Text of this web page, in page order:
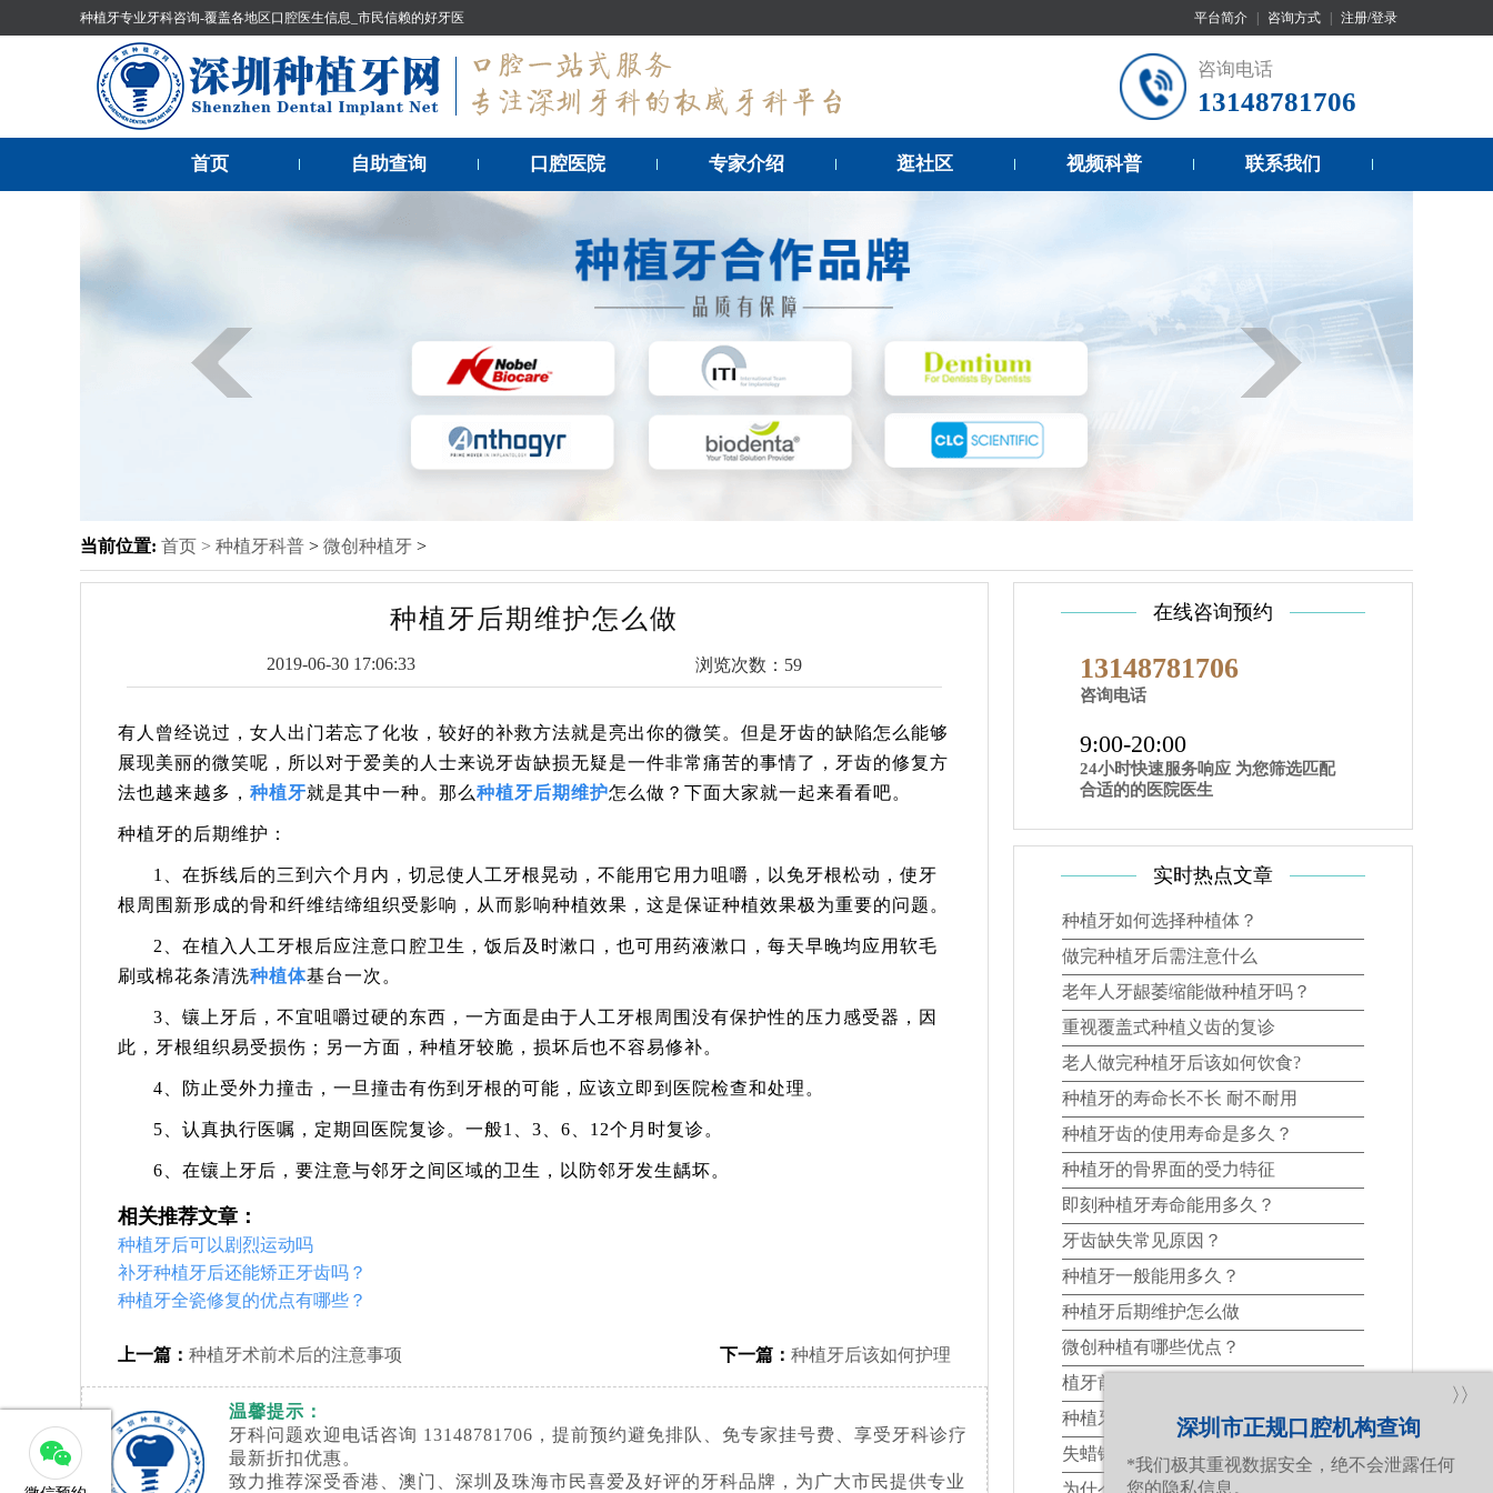
种植牙专业牙科咨询-覆盖各地区口腔医生信息_市民信赖的好牙医 平台简介 咨询方式 注册/登录
咨询电话
13148781706
首页 自助查询 口腔医院 专家介绍 逛社区 视频科普 联系我们
当前位置: 首页 > 种植牙科普 > 微创种植牙 >
种植牙后期维护怎么做
2019-06-30 17:06:33 浏览次数：59
有人曾经说过，女人出门若忘了化妆，较好的补救方法就是亮出你的微笑。但是牙齿的缺陷怎么能够
展现美丽的微笑呢，所以对于爱美的人士来说牙齿缺损无疑是一件非常痛苦的事情了，牙齿的修复方
法也越来越多， 种植牙就是其中一种。那么种植牙后期维护怎么做？下面大家就一起来看看吧。
种植牙的后期维护：
1、在拆线后的三到六个月内，切忌使人工牙根晃动，不能用它用力咀嚼，以免牙根松动，使牙
根周围新形成的骨和纤维结缔组织受影响，从而影响种植效果，这是保证种植效果极为重要的问题。
2、在植入人工牙根后应注意口腔卫生，饭后及时漱口，也可用药液漱口，每天早晚均应用软毛
刷或棉花条清洗种植体基台一次。
3、镶上牙后，不宜咀嚼过硬的东西，一方面是由于人工牙根周围没有保护性的压力感受器，因
此，牙根组织易受损伤；另一方面，种植牙较脆，损坏后也不容易修补。
4、防止受外力撞击，一旦撞击有伤到牙根的可能，应该立即到医院检查和处理。
5、认真执行医嘱，定期回医院复诊。一般1、3、6、12个月时复诊。
6、在镶上牙后，要注意与邻牙之间区域的卫生，以防邻牙发生龋坏。
相关推荐文章：
种植牙后可以剧烈运动吗
补牙种植牙后还能矫正牙齿吗？
种植牙全瓷修复的优点有哪些？
上一篇： 种植牙术前术后的注意事项 下一篇：种植牙后该如何护理
温馨提示：
牙科问题欢迎电话咨询 13148781706，提前预约避免排队、免专家挂号费、享受牙科诊疗
最新折扣优惠。
致力推荐深受香港、澳门、深圳及珠海市民喜爱及好评的牙科品牌，为广大市民提供专业
在线咨询预约
13148781706
咨询电话
9:00-20:00
24小时快速服务响应 为您筛选匹配
合适的的医院医生
实时热点文章
种植牙如何选择种植体？
做完种植牙后需注意什么
老年人牙龈萎缩能做种植牙吗？
重视覆盖式种植义齿的复诊
老人做完种植牙后该如何饮食?
种植牙的寿命长不长 耐不耐用
种植牙齿的使用寿命是多久？
种植牙的骨界面的受力特征
即刻种植牙寿命能用多久？
牙齿缺失常见原因？
种植牙一般能用多久？
种植牙后期维护怎么做
微创种植有哪些优点？
植牙前必做功课
种植牙能保持多长时间？
失蜡铸造法制作金属支架
〉〉
深圳市正规口腔机构查询
*我们极其重视数据安全，绝不会泄露任何
您的隐私信息。